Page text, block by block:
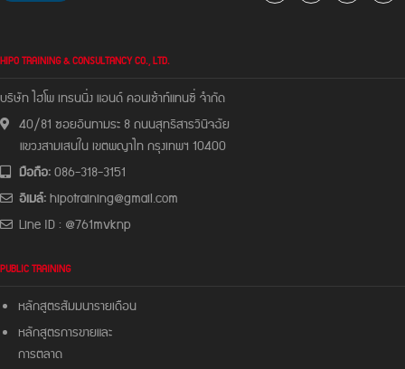
HIPO TRAINING & CONSULTANCY CO., LTD.
บริษัท ไฮโพ เทรนนิ่ง แอนด์ คอนเซ้าท์แทนซี่ จํากัด
40/81 ซอยอินทามระ 8 ถนนสุทธิสารวินิจฉัย
แขวงสามเสนใน เขตพญาไท กรุงเทพฯ 10400
มือถือ:086-318-3151
อีเมล์:hipotraining@gmail.com
Line ID : @761mvknp
PUBLIC TRAINING
หลักสูตรสัมมนารายเดือน
หลักสูตรการขายและ
การตลาด